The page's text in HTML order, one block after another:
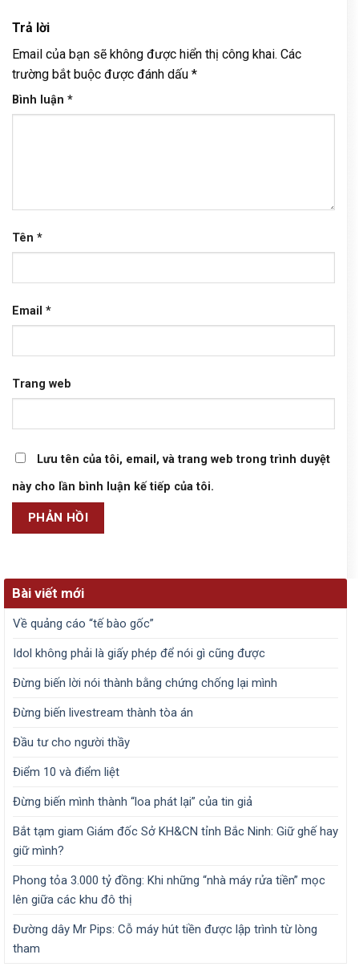
Trả lời
Email của bạn sẽ không được hiển thị công khai. Các
trường bắt buộc được đánh dấu *
Bình luận *
Tên *
Email *
Trang web
Lưu tên của tôi, email, và trang web trong trình duyệt
này cho lần bình luận kế tiếp của tôi.
Bài viết mới
Về quảng cáo “tế bào gốc”
Idol không phải là giấy phép để nói gì cũng được
Đừng biến lời nói thành bằng chứng chống lại mình
Đừng biến livestream thành tòa án
Đầu tư cho người thầy
Điểm 10 và điểm liệt
Đừng biến mình thành “loa phát lại” của tin giả
Bắt tạm giam Giám đốc Sở KH&CN tỉnh Bắc Ninh: Giữ ghế hay
giữ mình?
Phong tỏa 3.000 tỷ đồng: Khi những “nhà máy rửa tiền” mọc
lên giữa các khu đô thị
Đường dây Mr Pips: Cỗ máy hút tiền được lập trình từ lòng
tham